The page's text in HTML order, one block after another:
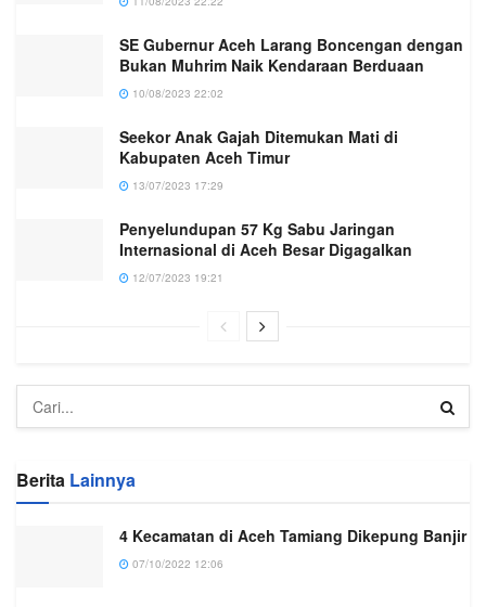
SE Gubernur Aceh Larang Boncengan dengan
Bukan Muhrim Naik Kendaraan Berduaan
10/08/2023 22:02
Seekor Anak Gajah Ditemukan Mati di
Kabupaten Aceh Timur
13/07/2023 17:29
Penyelundupan 57 Kg Sabu Jaringan
Internasional di Aceh Besar Digagalkan
12/07/2023 19:21
Berita Lainnya
4 Kecamatan di Aceh Tamiang Dikepung Banjir
07/10/2022 12:06